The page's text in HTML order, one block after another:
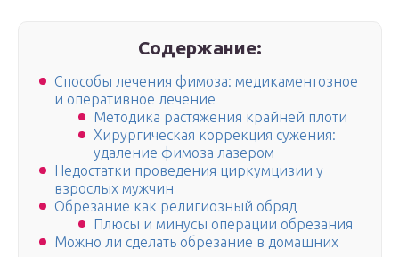
Содержание:
Способы лечения фимоза: медикаментозное
и оперативное лечение
Методика растяжения крайней плоти
Хирургическая коррекция сужения:
удаление фимоза лазером
Недостатки проведения циркумцизии у
взрослых мужчин
Обрезание как религиозный обряд
Плюсы и минусы операции обрезания
Можно ли сделать обрезание в домашних